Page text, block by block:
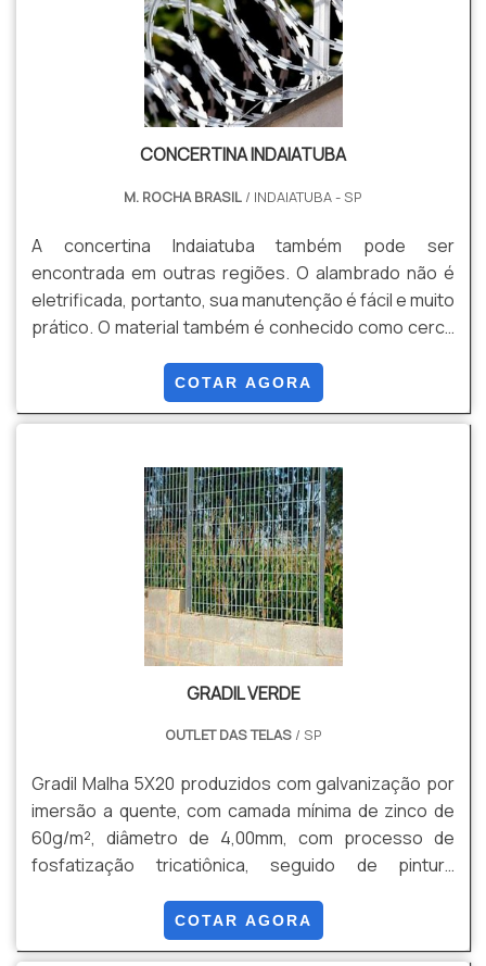
CONCERTINA INDAIATUBA
M. ROCHA BRASIL / INDAIATUBA - SP
A concertina Indaiatuba também pode ser
encontrada em outras regiões. O alambrado não é
eletrificada, portanto, sua manutenção é fácil e muito
prático. O material também é conhecido como cerca
usado para evitar furtos ou entradas indesejadas em
residências, condomínios e empresas de todos os
alambrado é pouco e a vida útil é longa, ou seja, é um
investimento com ótimo custo-benefício e que vale a
COTAR AGORA
GRADIL VERDE
OUTLET DAS TELAS/ SP
Gradil Malha 5X20 produzidos com galvanização por
imersão a quente, com camada mínima de zinco de
60g/m², diâmetro de 4,00mm, com processo de
fosfatização tricatiônica, seguido de pintura
mínima de 120µm(micras), podendo ser as alturas de
1,03, 1,53, 2,03 e 2,43.
COTAR AGORA